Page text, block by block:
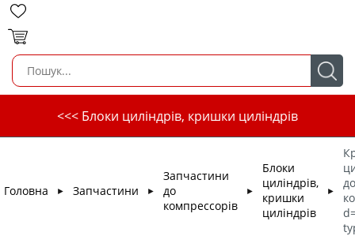
<<< Блоки циліндрів, кришки циліндрів
Головна ► Запчастини ►
Запчастини
до
компрессорів
►
Блоки
циліндрів,
кришки
циліндрів
►
до